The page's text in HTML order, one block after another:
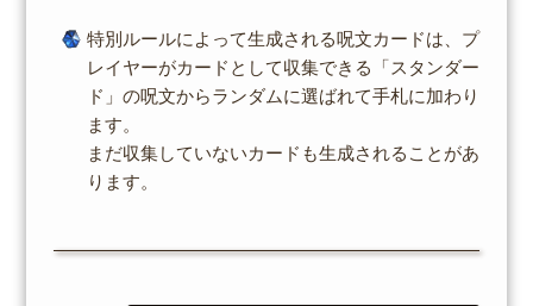
特別ルールによって生成される呪文カードは、プ
レイヤーがカードとして収集できる「スタンダー
ド」の呪文からランダムに選ばれて手札に加わり
ます。
まだ収集していないカードも生成されることがあ
ります。